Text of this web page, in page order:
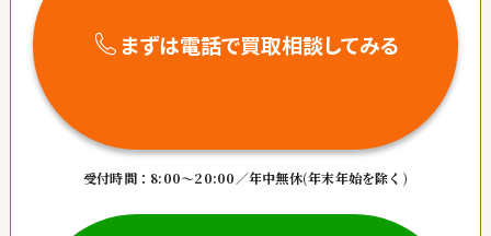
まずは電話で買取相談してみる
受付時間：8:00～20:00／年中無休(年末年始を除く)